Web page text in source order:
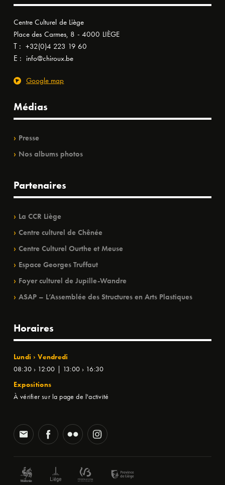
Centre Culturel de Liège
Place des Carmes, 8 - 4000 LIÈGE
T : +32(0)4 223 19 60
E : info@chiroux.be
Google map
Médias
Presse
Nos albums photos
Partenaires
La CCR Liège
Centre culturel de Chênée
Centre Culturel Ourthe et Meuse
Espace Georges Truffaut
Foyer culturel de Jupille-Wandre
ASAP – L’Assemblée des Structures en Arts Plastiques
Horaires
Lundi › Vendredi
08:30 › 12:00 | 13:00 › 16:30
Expositions
À vérifier sur la page de l'activité